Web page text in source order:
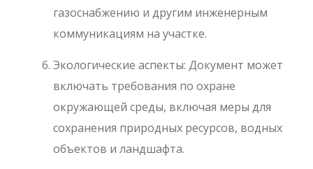
газоснабжению и другим инженерным
коммуникациям на участке.
Экологические аспекты: Документ может
включать требования по охране
окружающей среды, включая меры для
сохранения природных ресурсов, водных
объектов и ландшафта.